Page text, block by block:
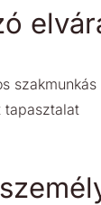
tapasztalat